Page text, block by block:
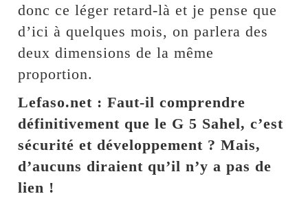
donc ce léger retard-là et je pense que
d’ici à quelques mois, on parlera des
deux dimensions de la même
proportion.
Lefaso.net : Faut-il comprendre
définitivement que le G 5 Sahel, c’est
sécurité et développement ? Mais,
d’aucuns diraient qu’il n’y a pas de
lien !